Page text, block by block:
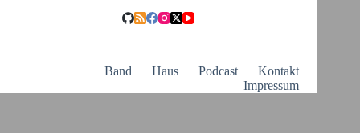
Band Haus Podcast
Kontakt
Impressum